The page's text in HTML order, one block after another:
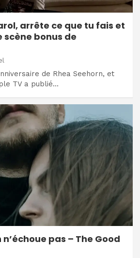
arrête ce que tu fais et
bonus de
de Rhea Seehorn, et
TV a publié…
pas – The Good